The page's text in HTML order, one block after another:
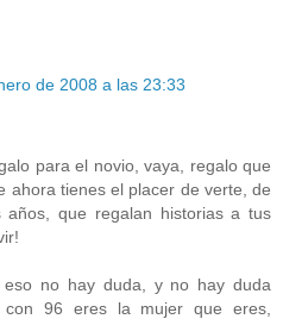
de 2008 a las 23:33
para el novio, vaya, regalo que
ahora tienes el placer de verte, de
años, que regalan historias a tus
eso no hay duda, y no hay duda
96 eres la mujer que eres,